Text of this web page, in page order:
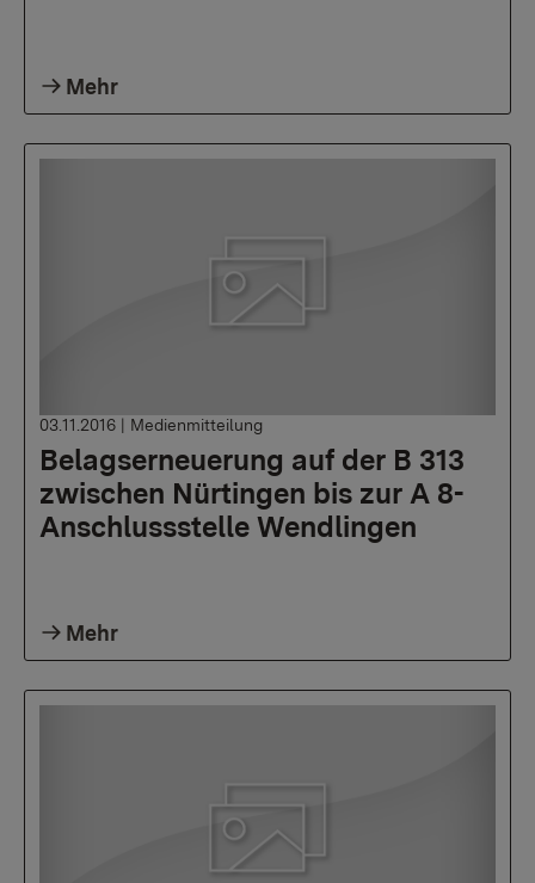
Mehr
Belagserneuerung auf der B 313
zwischen Nürtingen bis zur A 8-
Anschlussstelle Wendlingen
03.11.2016 | Medienmitteilung
Mehr